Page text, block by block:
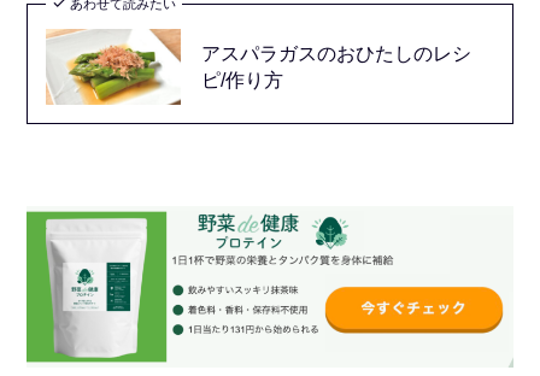
あわせて読みたい
アスパラガスのおひたしのレシ
ピ/作り方